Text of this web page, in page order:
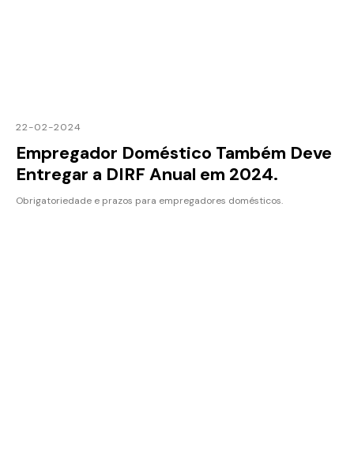
22-02-2024
Empregador Doméstico Também Deve
Entregar a DIRF Anual em 2024.
Obrigatoriedade e prazos para empregadores domésticos.